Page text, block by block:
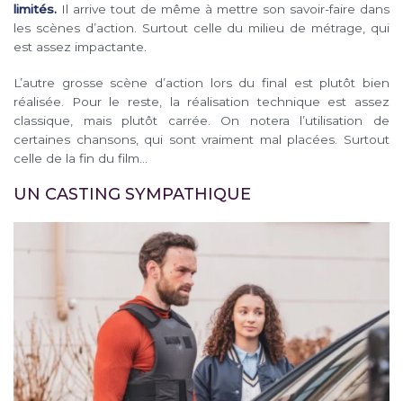
limités. Il arrive tout de même à mettre son savoir-faire dans
les scènes d’action. Surtout celle du milieu de métrage, qui
est assez impactante.
L’autre grosse scène d’action lors du final est plutôt bien
réalisée. Pour le reste, la réalisation technique est assez
classique, mais plutôt carrée. On notera l’utilisation de
certaines chansons, qui sont vraiment mal placées. Surtout
celle de la fin du film…
UN CASTING SYMPATHIQUE